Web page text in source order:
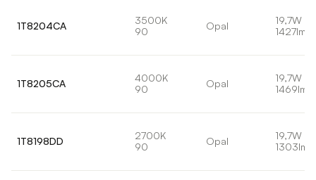
1T8204CA
3500K
90
Opal
19,7W
1427lm
1T8205CA
4000K
90
Opal
19,7W
1469lm
1T8198DD
2700K
90
Opal
19,7W
1303lm